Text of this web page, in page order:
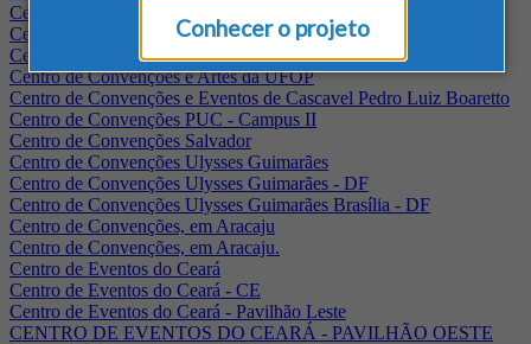
Conhecer o projeto
Centro Internacional de Convenções do Brasil, em Brasília
Centro de Convenções - SE
Centro de Convenções de Pernambuco - PE
Centro de Convenções e Artes da UFOP
Centro de Convenções e Eventos de Cascavel Pedro Luiz Boaretto
Centro de Convenções PUC - Campus II
Centro de Convenções Salvador
Centro de Convenções Ulysses Guimarães
Centro de Convenções Ulysses Guimarães - DF
Centro de Convenções Ulysses Guimarães Brasília - DF
Centro de Convenções, em Aracaju
Centro de Convenções, em Aracaju.
Centro de Eventos do Ceará
Centro de Eventos do Ceará - CE
Centro de Eventos do Ceará - Pavilhão Leste
CENTRO DE EVENTOS DO CEARÁ - PAVILHÃO OESTE